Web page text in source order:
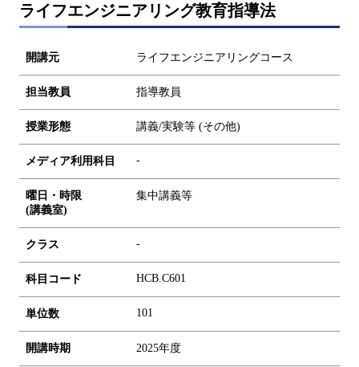
ライフエンジニアリング教育指導法
開講元 ライフエンジニアリングコース
担当教員 指導教員
授業形態 講義/実験等 (その他)
メディア利用科目 -
曜日・時限
(講義室)
集中講義等
クラス -
科目コード HCB.C601
単位数 101
開講時期 2025年度